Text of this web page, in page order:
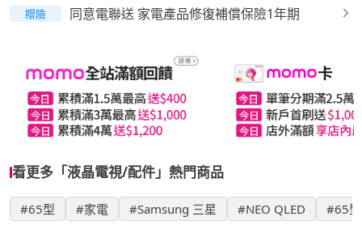
贈險 同意電聯送 家電產品修復補償保險1年期
看更多「液晶電視/配件」熱門商品
#65型 #家電 #Samsung 三星 #NEO QLED #65型